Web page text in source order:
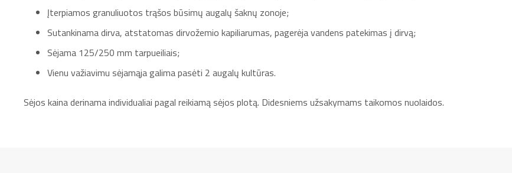
Įterpiamos granuliuotos trąšos būsimų augalų šaknų zonoje;
Sutankinama dirva, atstatomas dirvožemio kapiliarumas, pagerėja vandens patekimas į dirvą;
Sėjama 125/250 mm tarpueiliais;
Vienu važiavimu sėjamąja galima pasėti 2 augalų kultūras.
Sėjos kaina derinama individualiai pagal reikiamą sėjos plotą. Didesniems užsakymams taikomos nuolaidos.